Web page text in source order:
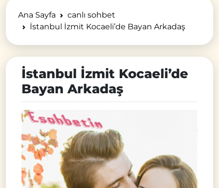
Ana Sayfa
canlı sohbet
İstanbul İzmit Kocaeli’de Bayan Arkadaş
İstanbul İzmit Kocaeli’de
Bayan Arkadaş